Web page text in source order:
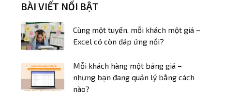
BÀI VIẾT NỔI BẬT
Cùng một tuyến, mỗi khách một giá –
Excel có còn đáp ứng nổi?
Mỗi khách hàng một bảng giá –
nhưng bạn đang quản lý bằng cách
nào?